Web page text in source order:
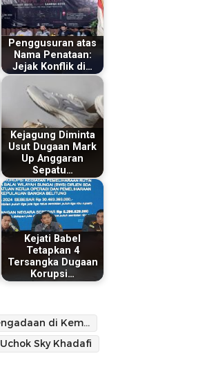
Penggusuran atas
Nama Penataan:
Jejak Konflik di…
Kejagung Diminta
Usut Dugaan Mark
Up Anggaran
Sepatu…
Kejati Babel
Tetapkan 4
Tersangka Dugaan
Korupsi…
Pengadaan di Kemensos
Uchok Sky Khadafi